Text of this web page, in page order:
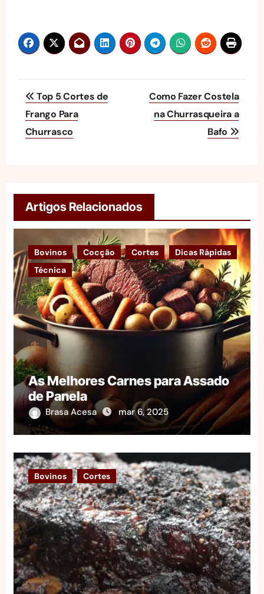
Navegação
de
Post
Top 5 Cortes de
Frango Para
Churrasco
Como Fazer Costela
na Churrasqueira a
Bafo
Artigos Relacionados
Bovinos Cocção Cortes
Dicas Rápidas
Técnica
As Melhores Carnes para Assado
de Panela
Brasa Acesa mar 6, 2025
Bovinos Cortes